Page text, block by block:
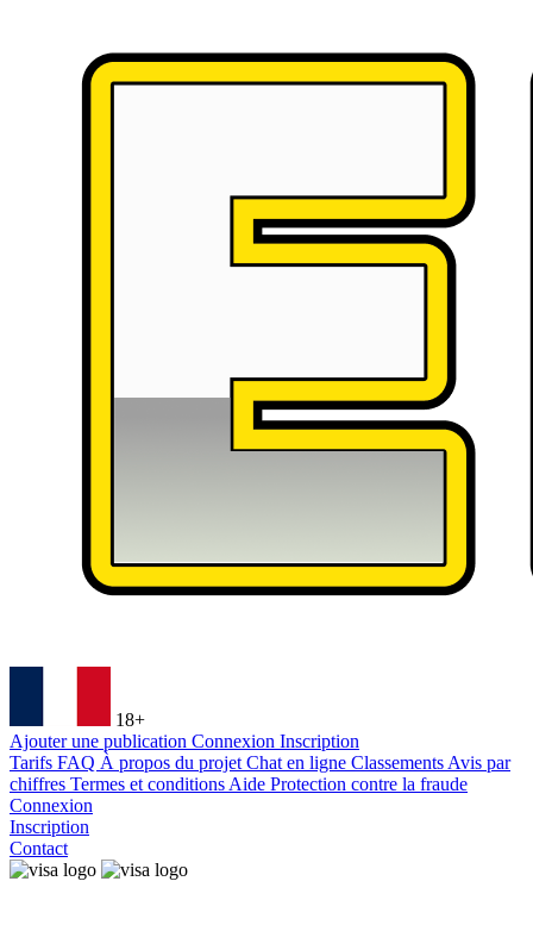
18+
Ajouter une publication Connexion Inscription
Tarifs FAQ À propos du projet Chat en ligne Classements Avis par
chiffres Termes et conditions Aide Protection contre la fraude
Connexion
Inscription
Contact